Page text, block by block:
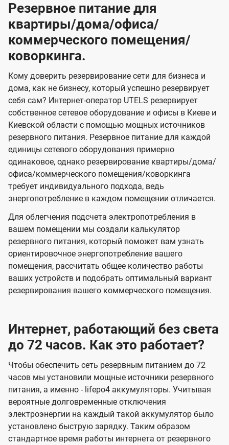
Резервное питание для
квартиры/дома/офиса/
коммерческого помещения/
коворкинга.
Кому доверить резервирование сети для бизнеса и
дома, как не бизнесу, который успешно резервирует
себя сам? Интернет-оператор UTELS резервирует
собственное сетевое оборудование и офисы в Киеве и
Киевской области с помощью мощных источников
резервного питания. Резервное питание для каждой
единицы сетевого оборудования примерно
одинаковое, однако резервирование квартиры/дома/
офиса/коммерческого помещения/коворкинга
требует индивидуального подхода, ведь
энергопотребление в каждом помещении отличается.
Для облегчения подсчета электропотребления в
вашем помещении мы создали калькулятор
резервного питания, который поможет вам узнать
ориентировочное энергопотребление вашего
помещения, рассчитать общее количество работы
ваших устройств и подобрать оптимальный вариант
резервирования вашего коммерческого помещения.
Интернет, работающий без света
до 72 часов. Как это работает?
Чтобы обеспечить сеть резервным питанием до 72
часов мы установили мощные источники резервного
питания, а именно - lifepo4 аккумуляторы. Учитывая
вероятные долговременные отключения
электроэнергии на каждый такой аккумулятор было
установлено быструю зарядку. Таким образом
стандартное время работы интернета от резервного